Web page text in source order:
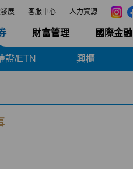
展 客服中心 人力資源
財富管理 國際金融
證/ETN 興櫃